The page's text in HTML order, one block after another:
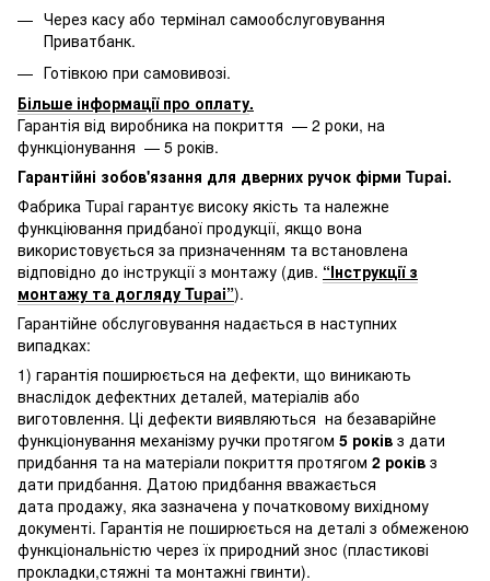
Через касу або термінал самообслуговування
Приватбанк.
Готівкою при самовивозі.
Більше інформації про оплату.
Гарантія від виробника на покриття — 2 роки, на
функціонування — 5 років.
Гарантійні зобов'язання для дверних ручок фірми Tupai.
Фабрика Tupai гарантує високу якість та належне
функціювання придбаної продукції, якщо вона
використовується за призначенням та встановлена
відповідно до інструкції з монтажу (див. “Інструкції з
монтажу та догляду Tupai”).
Гарантійне обслуговування надається в наступних
випадках:
1) гарантія поширюється на дефекти, що виникають
внаслідок дефектних деталей, матеріалів або
виготовлення. Ці дефекти виявляються на безаварійне
функціонування механізму ручки протягом 5 років з дати
придбання та на матеріали покриття протягом 2 років з
дати придбання. Датою придбання вважається
дата продажу, яка зазначена у початковому вихідному
документі. Гарантія не поширюється на деталі з обмеженою
функціональністю через їх природний знос (пластикові
прокладки,стяжні та монтажні гвинти).